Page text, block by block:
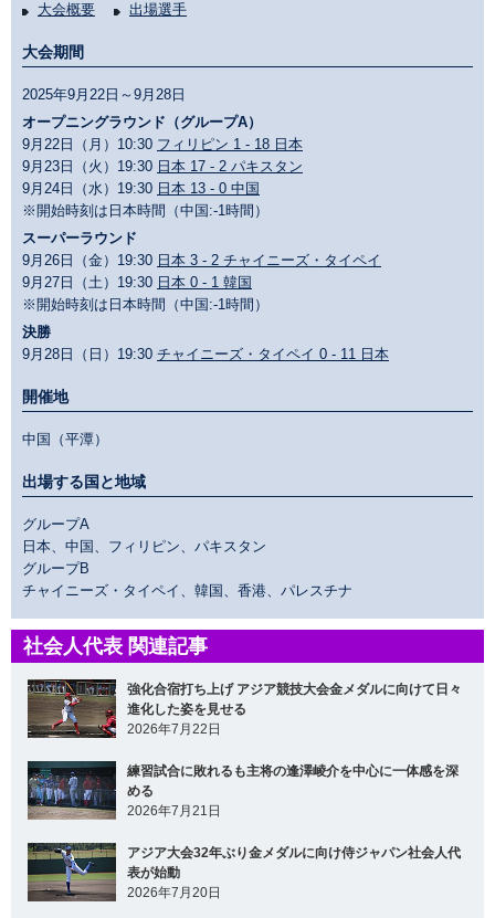
大会概要 出場選手
大会期間
2025年9月22日～9月28日
オープニングラウンド（グループA）
9月22日（月）10:30 フィリピン 1 - 18 日本
9月23日（火）19:30 日本 17 - 2 パキスタン
9月24日（水）19:30 日本 13 - 0 中国
※開始時刻は日本時間（中国:-1時間）
スーパーラウンド
9月26日（金）19:30 日本 3 - 2 チャイニーズ・タイペイ
9月27日（土）19:30 日本 0 - 1 韓国
※開始時刻は日本時間（中国:-1時間）
決勝
9月28日（日）19:30 チャイニーズ・タイペイ 0 - 11 日本
開催地
中国（平潭）
出場する国と地域
グループA
日本、中国、フィリピン、パキスタン
グループB
チャイニーズ・タイペイ、韓国、香港、パレスチナ
社会人代表 関連記事
強化合宿打ち上げ アジア競技大会金メダルに向けて日々
進化した姿を見せる
2026年7月22日
練習試合に敗れるも主将の逢澤崚介を中心に一体感を深
める
2026年7月21日
アジア大会32年ぶり金メダルに向け侍ジャパン社会人代
表が始動
2026年7月20日